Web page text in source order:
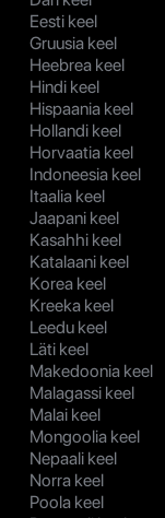
Eesti keel
Gruusia keel
Heebrea keel
Hindi keel
Hispaania keel
Hollandi keel
Horvaatia keel
Indoneesia keel
Itaalia keel
Jaapani keel
Kasahhi keel
Katalaani keel
Korea keel
Kreeka keel
Leedu keel
Läti keel
Makedoonia keel
Malagassi keel
Malai keel
Mongoolia keel
Nepaali keel
Norra keel
Poola keel